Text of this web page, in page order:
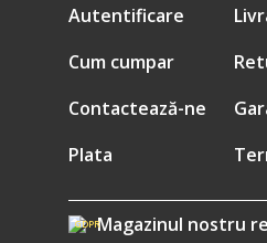
Autentificare
Cum cumpar
Contactează-ne
Plata
GDPRMagazinul nostru